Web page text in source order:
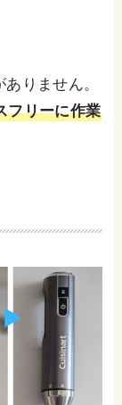
りません。
フリーに作業